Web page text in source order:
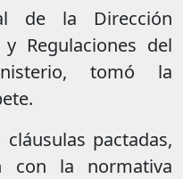
de la Dirección
Regulaciones del
tomó la
pactadas,
con la normativa